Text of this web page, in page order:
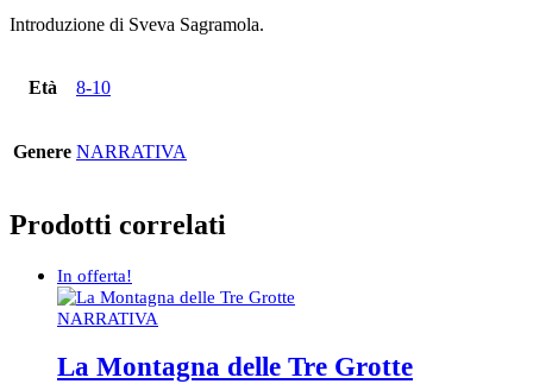
Introduzione di Sveva Sagramola.
Età 8-10
Genere NARRATIVA
Prodotti correlati
In offerta!
NARRATIVA
La Montagna delle Tre Grotte